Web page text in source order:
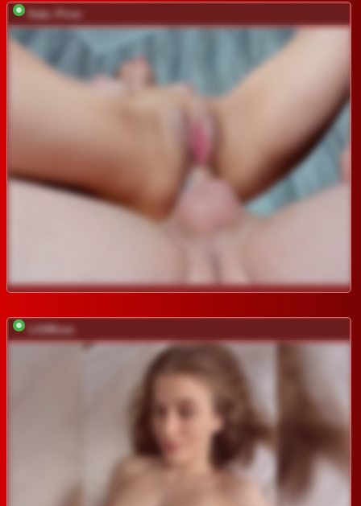
Kate_Pirse
LilitMuse